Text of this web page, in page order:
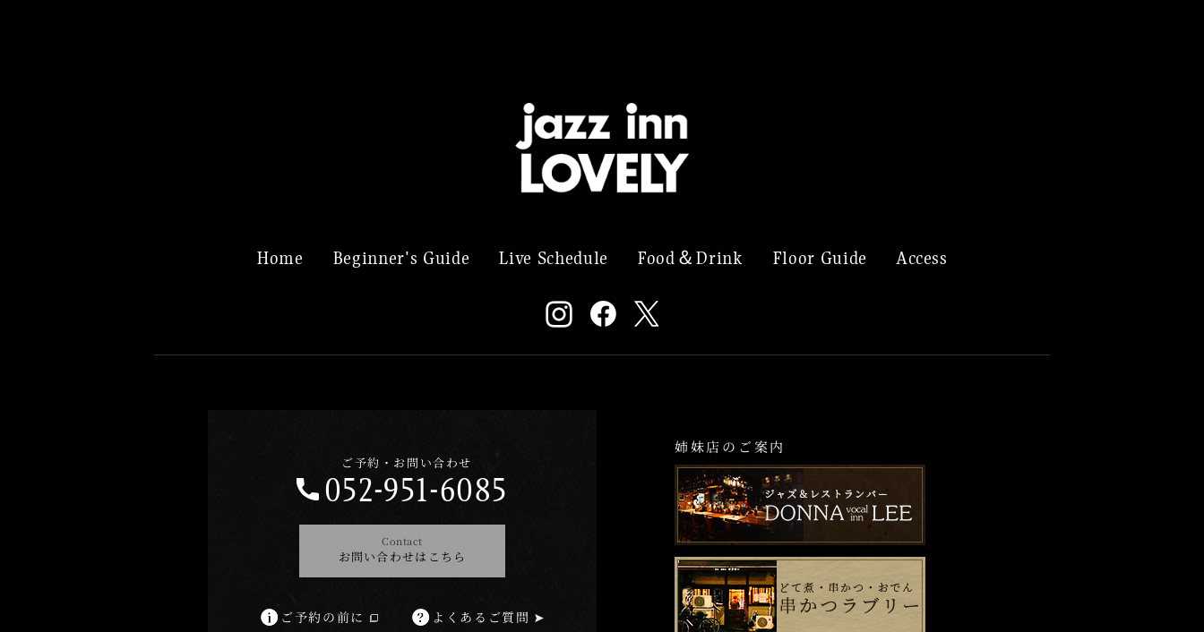
Home Beginner's Guide Live Schedule Food＆Drink Floor Guide Access
ご予約・お問い合わせ
052-951-6085
Contact
お問い合わせはこちら
ご予約の前に よくあるご質問
姉妹店のご案内